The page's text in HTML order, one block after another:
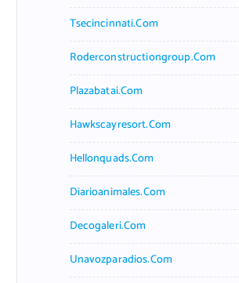
Tsecincinnati.com
Roderconstructiongroup.com
Plazabatai.com
Hawkscayresort.com
Hellonquads.com
Diarioanimales.com
Decogaleri.com
Unavozparadios.com